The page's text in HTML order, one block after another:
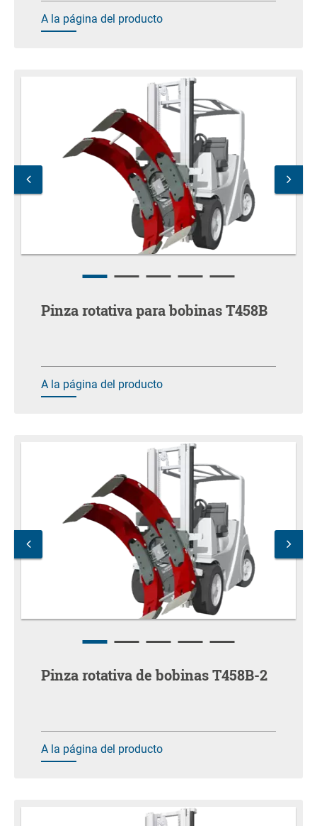
A la página del producto
Pinza rotativa para bobinas T458B
A la página del producto
Pinza rotativa de bobinas T458B-2
A la página del producto